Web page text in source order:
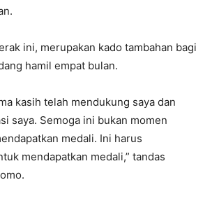
ini, merupakan kado tambahan bagi
hamil empat bulan.
kasih telah mendukung saya dan
saya. Semoga ini bukan momen
medali. Ini harus
mendapatkan medali,” tandas